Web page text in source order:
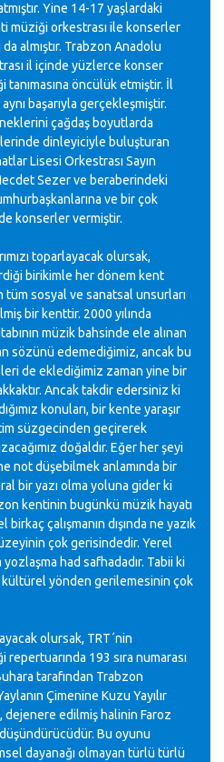
Yine 14-17 yaşlardaki
müziği orkestrası ile konserler
almıştır. Trabzon Anadolu
il içinde yüzlerce konser
tanımasına öncülük etmiştir. İl
başarıyla gerçekleşmiştir.
çağdaş boyutlarda
dinleyiciyle buluşturan
Lisesi Orkestrası Sayın
Sezer ve beraberindeki
ve bir çok
konserler vermiştir.
toparlayacak olursak,
birikimle her dönem kent
tüm sosyal ve sanatsal unsurları
bir kenttir. 2000 yılında
müzik bahsinde ele alınan
sözünü edemediğimiz, ancak bu
de eklediğimiz zaman yine bir
Ancak takdir edersiniz ki
konuları, bir kente yaraşır
süzgecinden geçirerek
doğaldır. Eğer her şeyi
not düşebilmek anlamında bir
bir yazı olma yoluna gider ki
kentinin bugünkü müzik hayatı
birkaç çalışmanın dışında ne yazık
çok gerisindedir. Yerel
had safhadadır. Tabii ki
yönden gerilemesinin çok
olursak, TRT´nin
193 sıra numarası
tarafından Trabzon
Çimenine Kuzu Yayılır
edilmiş halinin Faroz
Bu oyunu
dayanağı olmayan türlü türlü